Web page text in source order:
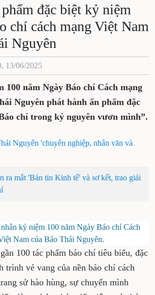
đặc biệt kỷ niệm
chí cách mạng Việt Nam
Nguyên
13/06/2025
100 năm Ngày Báo chí Cách mạng
Nguyên phát hành ấn phẩm đặc
chí trong kỷ nguyên vươn mình”.
Nguyên 'chuyên nghiệp, nhân văn và
ra mắt 'Bản tin Kinh tế' và sơ kết, trao giải
kỷ niệm 100 năm Ngày Báo chí Cách
Nam của Báo Thái Nguyên.
100 tác phẩm báo chí tiêu biểu, đặc
trình vẻ vang của nền báo chí cách
sử hào hùng, sự chuyển mình